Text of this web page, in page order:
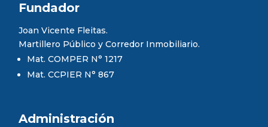
Fundador
Joan Vicente Fleitas.
Martillero Público y Corredor Inmobiliario.
Mat. COMPER N° 1217
Mat. CCPIER N° 867
Administración